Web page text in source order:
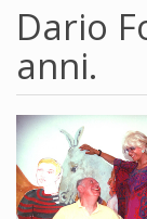
Dario
anni.